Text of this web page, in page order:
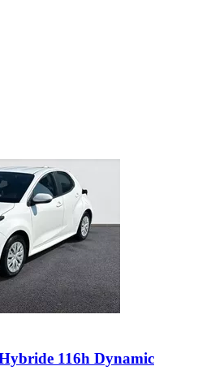
116h Dynamic